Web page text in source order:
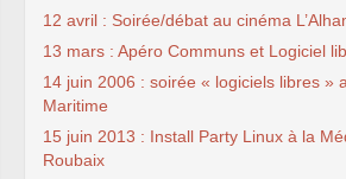
12 avril : Soirée/débat au cinéma
13 mars : Apéro Communs et Logiciel
14 juin 2006 : soirée « logiciels libres »
Maritime
15 juin 2013 : Install Party Linux à la
Roubaix